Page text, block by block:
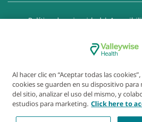
Política de privacidad|
Aviso de Prohibición
Exención de responsabilidad con
Al hacer clic en “Aceptar todas las
cookies se guarden en su dispositivo para
del sitio, analizar el uso del mismo, y
estudios para marketing. Click here to